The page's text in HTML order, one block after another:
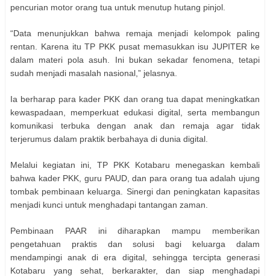
pencurian motor orang tua untuk menutup hutang pinjol.
“Data menunjukkan bahwa remaja menjadi kelompok paling
rentan. Karena itu TP PKK pusat memasukkan isu JUPITER ke
dalam materi pola asuh. Ini bukan sekadar fenomena, tetapi
sudah menjadi masalah nasional,” jelasnya.
Ia berharap para kader PKK dan orang tua dapat meningkatkan
kewaspadaan, memperkuat edukasi digital, serta membangun
komunikasi terbuka dengan anak dan remaja agar tidak
terjerumus dalam praktik berbahaya di dunia digital.
Melalui kegiatan ini, TP PKK Kotabaru menegaskan kembali
bahwa kader PKK, guru PAUD, dan para orang tua adalah ujung
tombak pembinaan keluarga. Sinergi dan peningkatan kapasitas
menjadi kunci untuk menghadapi tantangan zaman.
Pembinaan PAAR ini diharapkan mampu memberikan
pengetahuan praktis dan solusi bagi keluarga dalam
mendampingi anak di era digital, sehingga tercipta generasi
Kotabaru yang sehat, berkarakter, dan siap menghadapi